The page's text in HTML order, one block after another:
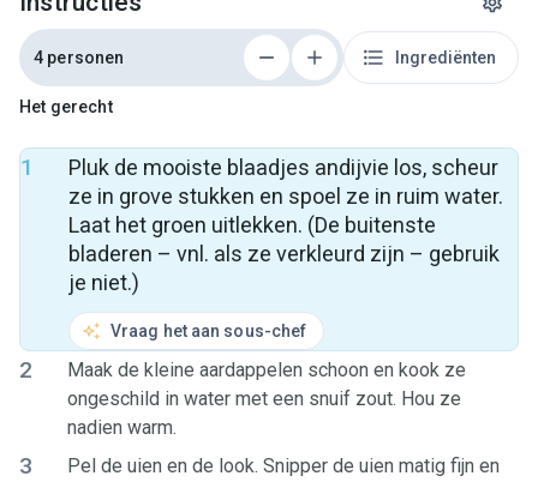
4 personen Ingrediënten
Het gerecht
1
Pluk de mooiste blaadjes andijvie los, scheur
ze in grove stukken en spoel ze in ruim water.
Laat het groen uitlekken. (De buitenste
bladeren – vnl. als ze verkleurd zijn – gebruik
je niet.)
Vraag het aan sous-chef
2
Maak de kleine aardappelen schoon en kook ze
ongeschild in water met een snuif zout. Hou ze
nadien warm.
3
Pel de uien en de look. Snipper de uien matig fijn en